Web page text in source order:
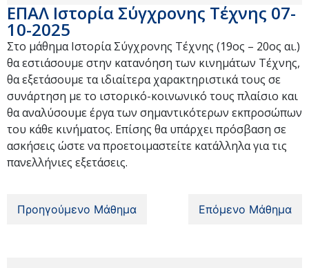
ΕΠΑΛ Ιστορία Σύγχρονης Τέχνης 07-
10-2025
Στο μάθημα Ιστορία Σύγχρονης Τέχνης (19ος – 20ος αι.)
θα εστιάσουμε στην κατανόηση των κινημάτων Τέχνης,
θα εξετάσουμε τα ιδιαίτερα χαρακτηριστικά τους σε
συνάρτηση με το ιστορικό-κοινωνικό τους πλαίσιο και
θα αναλύσουμε έργα των σημαντικότερων εκπροσώπων
του κάθε κινήματος. Επίσης θα υπάρχει πρόσβαση σε
ασκήσεις ώστε να προετοιμαστείτε κατάλληλα για τις
πανελλήνιες εξετάσεις.
Προηγούμενο Μάθημα Επόμενο Μάθημα